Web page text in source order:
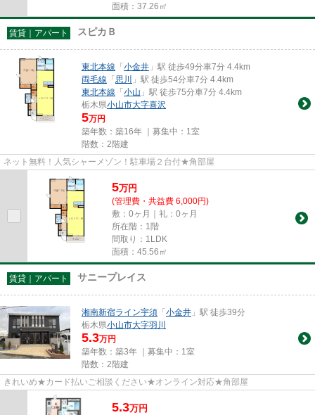
面積：37.26㎡
賃貸｜アパート スピカＢ
東北本線 「小金井 」駅 徒歩49分車7分 4.4km
両毛線 「思川
」駅 徒歩54分車7分 4.4km
東北本線 「小山 」駅 徒歩75分車7分 4.4km
栃木県小山市大字喜沢
5万円
築年数：築16年 ｜募集中： 1室
階数：2階建
ネット無料！人気シャーメゾン！駐車場２台付★角部屋
5万円
(管理費・共益費 6,000円)
敷：0ヶ月｜礼：0ヶ月
所在階：1階
間取り：1LDK
面積：45.56㎡
賃貸｜アパート サニープレイス
湘南新宿ライン宇須 「小金井 」駅 徒歩39分
栃木県小山市大字羽川
5.3万円
築年数：築3年 ｜募集中： 1室
階数：2階建
きれいめ★カード払いご相談ください★オンライン対応★角部屋
5.3万円